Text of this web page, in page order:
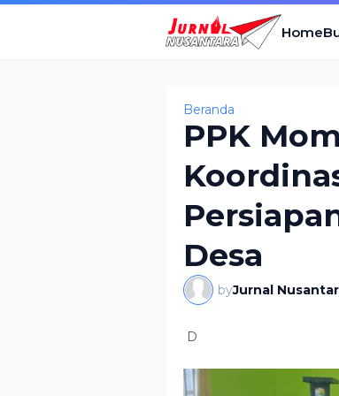
Home
Beranda
PPK
Desa
byJurnal
D